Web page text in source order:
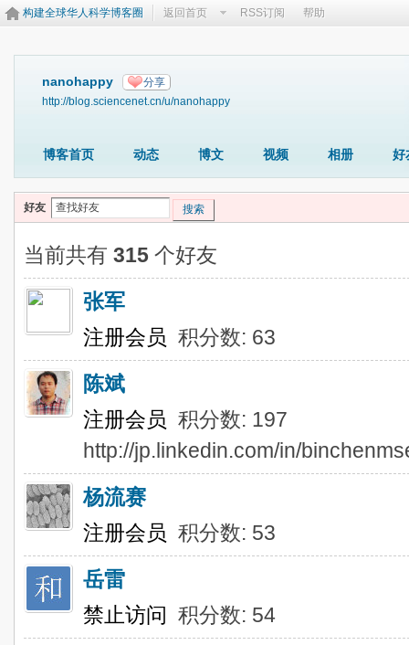
构建全球华人科学博客圈 返回首页 RSS订阅 帮助
nanohappy 分享
http://blog.sciencenet.cn/u/nanohappy
博客首页 动态 博文 视频 相册 好
好友 搜索
当前共有 315 个好友
张军
注册会员 积分数: 63
陈斌
注册会员 积分数: 197
http://jp.linkedin.com/in/
杨流赛
注册会员 积分数: 53
岳雷
禁止访问 积分数: 54